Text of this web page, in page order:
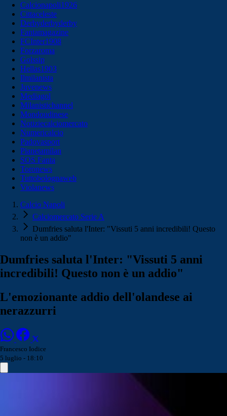
Calcionapoli1926
Cittaceleste
Derbyderbyderby
Fantamagazine
FCInter1908
Forzaroma
Golssip
Hellas1903
Ilmilanista
Juvenews
Mediagol
Milanistichannel
Mondoudinese
Notiziecalciomercato
Numericalcio
Padovasport
Pianetamilan
SOS Fanta
Toronews
Tuttobolognaweb
Violanews
Calcio Napoli
Calciomercato Serie A
Dumfries saluta l'Inter: "Vissuti 5 anni incredibili! Questo
non è un addio"
Dumfries saluta l'Inter: "Vissuti 5 anni
incredibili! Questo non è un addio"
L'emozionante addio dell'olandese ai
nerazzurri
Francesco Iodice
5 luglio - 18:10